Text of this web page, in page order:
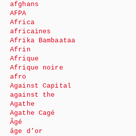
afghans
AFPA
Africa
africaines
Afrika Bambaataa
Afrin
Afrique
Afrique noire
afro
Against Capital
against the
Agathe
Agathe Cagé
Âgé
âge d’or